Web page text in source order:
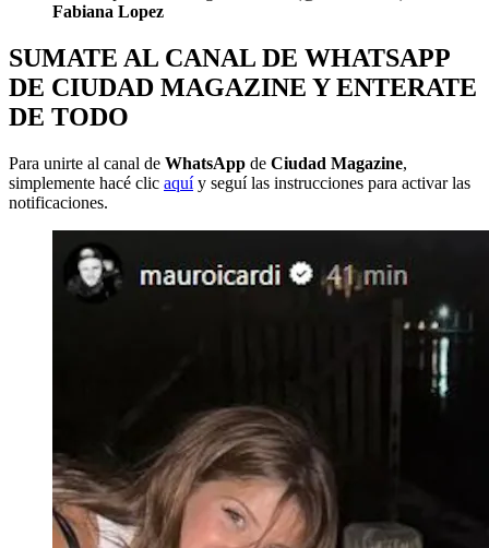
Fabiana Lopez
SUMATE AL CANAL DE WHATSAPP
DE CIUDAD MAGAZINE Y ENTERATE
DE TODO
Para unirte al canal de WhatsApp de Ciudad Magazine,
simplemente hacé clic aquíy seguí las instrucciones para activar las
notificaciones.